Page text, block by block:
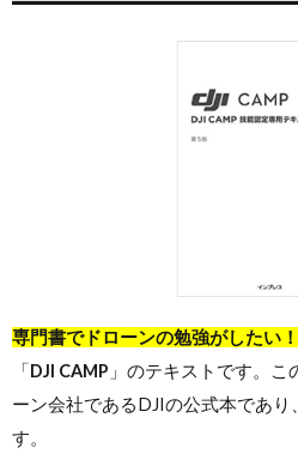
専門書でドローンの勉強がしたい
「DJI CAMP 」のテキストです。こ
ーン会社であるDJIの公式本であ
す。